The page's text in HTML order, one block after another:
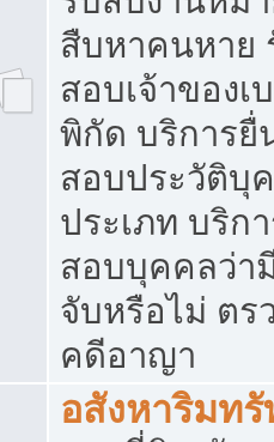
สืบหาคนหาย
สอบเจ้าของเ
พิกัด บริการยื่
สอบประวัติบุ
ประเภท บริก
สอบบุคคลว่า
จับหรือไม่ ตร
คดีอาญา
อสังหาริมท